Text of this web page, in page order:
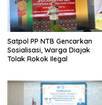
Satpol PP NTB Gencarkan
Sosialisasi, Warga Diajak
Tolak Rokok Ilegal